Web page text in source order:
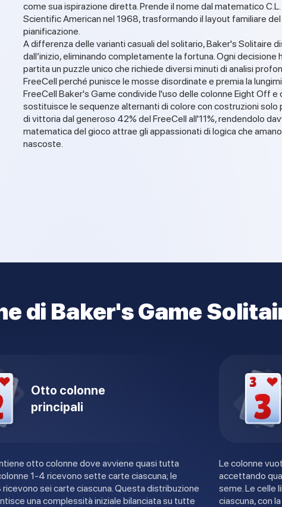
come sua ispirazione diretta. Prende il nome dal matematico
Scientific American nel 1968, trasformando il layout familiare
pianificazione.
A differenza delle varianti casuali del solitario, Baker's Solitaire
dall’inizio, eliminando completamente la fortuna. Ogni
partita un puzzle unico che richiede diversi minuti di analisi
FreeCell perché punisce le mosse disordinate e premia la
FreeCell Baker's Game condivide l'uso delle colonne Eight Off
sostituisce le sequenze alternanti di colore con costruzioni solo
di vittoria dal generoso 42% del FreeCell all'11%, rendendolo
matematica del gioco attrae gli appassionati di logica che
nascoste.
di Baker's Game
Otto colonne
principali
otto colonne dove avviene quasi tutta
1-4 ricevono sette carte ciascuna; le
sei carte ciascuna. Questa distribuzione
una complessità iniziale bilanciata su tutte
Le colonne
accettando
seme. Le celle
ciascuna, con